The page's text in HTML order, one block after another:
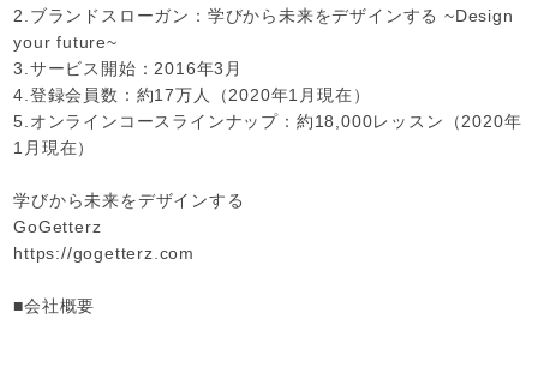
2.ブランドスローガン：学びから未来をデザインする ~Design
your future~
3.サービス開始：2016年3月
4.登録会員数：約17万人（2020年1月現在）
5.オンラインコースラインナップ：約18,000レッスン（2020年
1月現在）
学びから未来をデザインする
GoGetterz
https://gogetterz.com
■会社概要